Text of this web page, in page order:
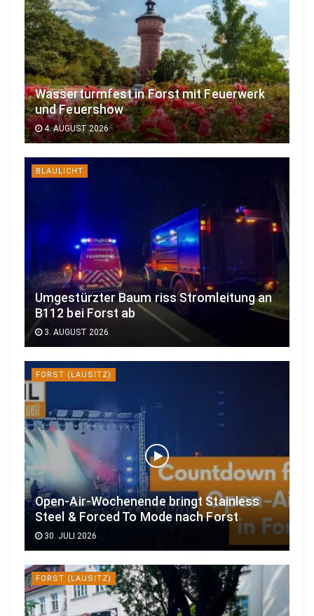
Wasserturmfest in Forst mit Feuerwerk
und Feuershow
4. AUGUST 2026
BLAULICHT
Umgestürzter Baum riss Stromleitung an
B112 bei Forst ab
3. AUGUST 2026
FORST (LAUSITZ)
Open-Air-Wochenende bringt Stainless
Steel & Forced To Mode nach Forst
30. JULI 2026
FORST (LAUSITZ)